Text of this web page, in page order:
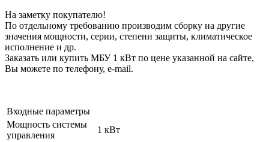
На заметку покупателю!
По отдельному требованию производим сборку на другие
значения мощности, серии, степени защиты, климатическое
исполнение и др.
Заказать или купить МБУ 1 кВт по цене указанной на сайте,
Вы можете по телефону, e-mail.
Входные параметры
Мощность системы
управления
1 кВт